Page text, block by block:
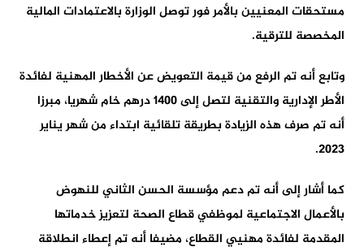
مستحقات المعنيين بالأمر فور توصل الوزارة بالاعتمادات المالية
المخصصة للترقية.
وتابع أنه تم الرفع من قيمة التعويض عن الأخطار المهنية لفائدة
الأطر الإدارية والتقنية لتصل إلى 1400 درهم خام شهريا، مبرزا
أنه تم صرف هذه الزيادة بطريقة تلقائية ابتداء من شهر يناير
2023.
كما أشار إلى أنه تم دعم مؤسسة الحسن الثاني للنهوض
بالأعمال الاجتماعية لموظفي قطاع الصحة لتعزيز خدماتها
المقدمة لفائدة مهنيي القطاع، مضيفا أنه تم إعطاء انطلاقة